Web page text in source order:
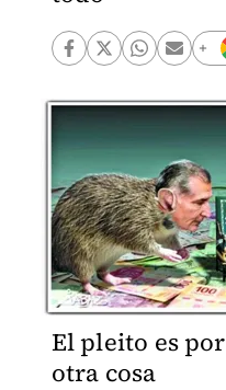
El pleito es por
otra cosa